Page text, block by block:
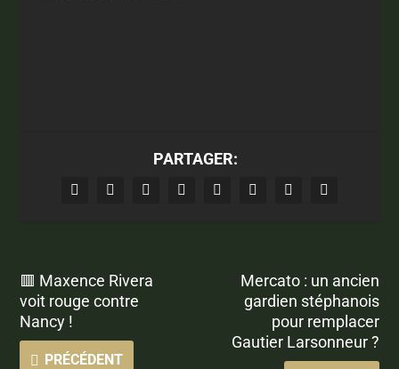
PARTAGER:
🟥 Maxence Rivera
voit rouge contre
Nancy !
PRÉCÉDENT
Mercato : un ancien
gardien stéphanois
pour remplacer
Gautier Larsonneur ?